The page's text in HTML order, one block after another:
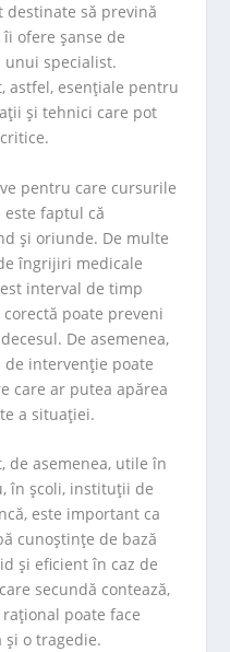
destinate să prevină
ofere șanse de
unui specialist.
astfel, esențiale pentru
și tehnici care pot
pentru care cursurile
faptul că
și oriunde. De multe
îngrijiri medicale
interval de timp
poate preveni
De asemenea,
intervenție poate
care ar putea apărea
a situației.
de asemenea, utile în
în școli, instituții de
este important ca
cunoștințe de bază
și eficient în caz de
secundă contează,
poate face
o tragedie.